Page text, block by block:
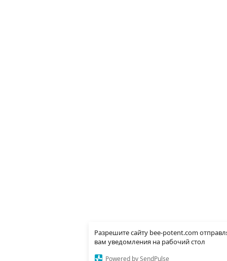
Разрешите сайту bee-potent.com
вам уведомления на рабочий стол
Powered by SendPulse